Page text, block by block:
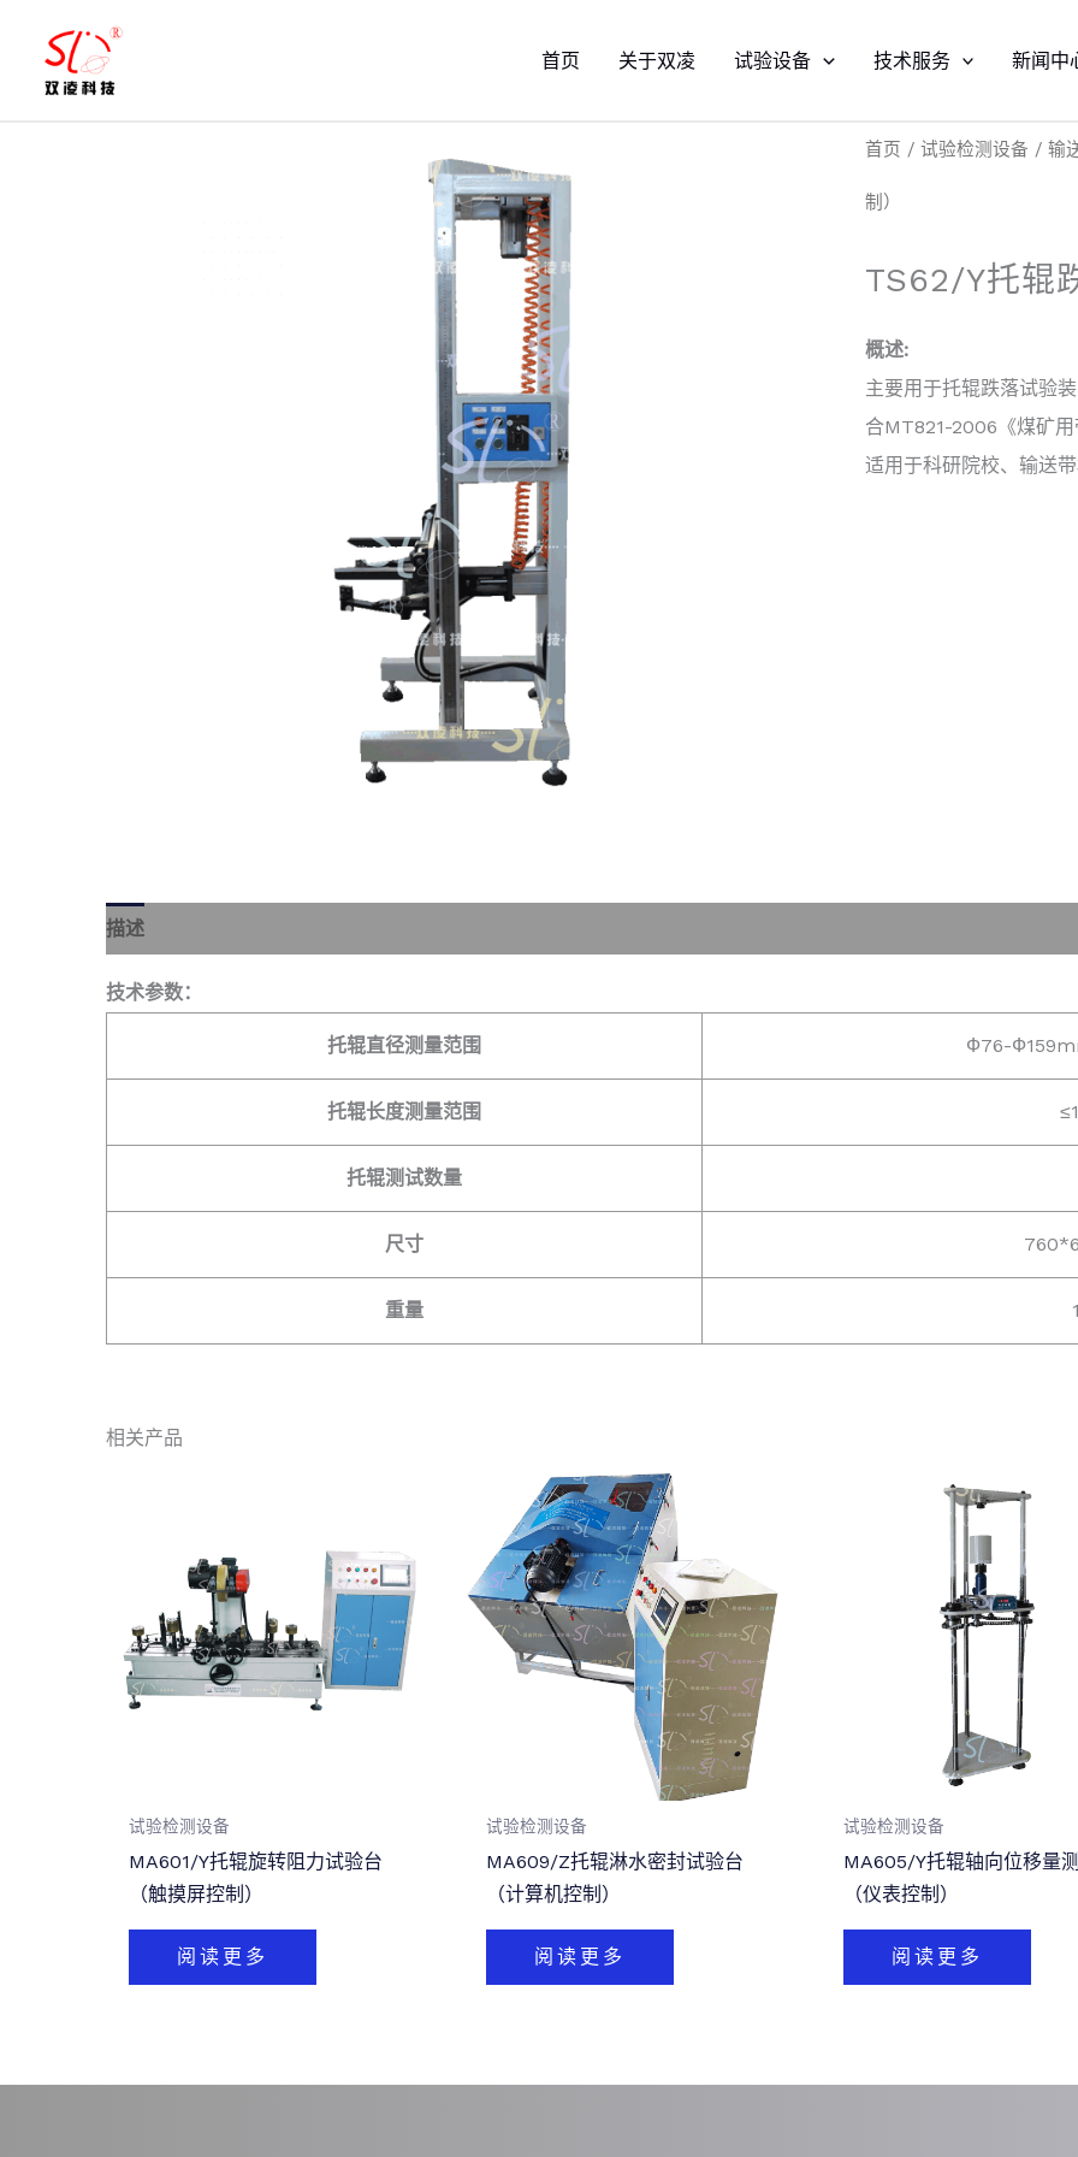
首页 关于双凌 试验设备 技术服务 新闻中
首页 / 试验检测设备 / 输
制）
TS62/Y托辊
概述:
主要用于托辊跌落试验
合MT821-2006《煤矿
适用于科研院校、输送
描述
技术参数：
托辊直径测量范围 Ф76-
托辊长度测量范围
托辊测试数量
尺寸
重量
相关产品
试验检测设备
MA601/Y托辊旋转阻力试验台
（触摸屏控制）
阅读更多
试验检测设备
MA609/Z托辊淋水密封试验台
（计算机控制）
阅读更多
试验检测设备
MA605/Y托辊轴向位移量
（仪表控制）
阅读更多